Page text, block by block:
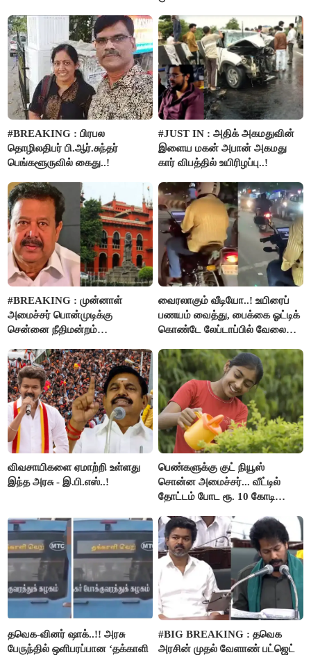
எதிர்ப்பு!
#BREAKING : பிரபல
தொழிலதிபர் பி.ஆர்.சுந்தர்
பெங்களூருவில் கைது..!
#JUST IN : அதிக் அகமதுவின்
இளைய மகன் அபான் அகமது
கார் விபத்தில் உயிரிழப்பு..!
#BREAKING : முன்னாள்
அமைச்சர் பொன்முடிக்கு
சென்னை நீதிமன்றம்
வைரலாகும் வீடியோ..! உயிரைப்
பணயம் வைத்து, பைக்கை ஓட்டிக்
கொண்டே லேப்டாப்பில் வேலை
விவசாயிகளை ஏமாற்றி உள்ளது
இந்த அரசு - இ.பி.எஸ்..!
பெண்களுக்கு குட் நியூஸ்
சொன்ன அமைச்சர்... வீட்டில்
தோட்டம் போட ரூ. 10 கோடி
தவெக-வினர் ஷாக்..!! அரசு
பேருந்தில் ஒளிபரப்பான ‘தக்காளி
#BIG BREAKING : தவெக
அரசின் முதல் வேளாண் பட்ஜெட்